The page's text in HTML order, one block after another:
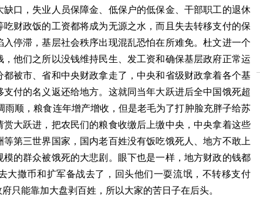
口，失业人员保障金、低保户的低保金、干部职工的退休
财政饭的工资都将成为无源之水，而且失去转移支付的保
停滞，基层社会秩序出现混乱恐怕在所难免。杜文进一个
他们之所以没钱维持民生、发工资和确保基层政府正常运
被市、省和中央财政拿走了，中央和省级财政拿着各个基
付的名义返还给地方。这就同当年大跃进后全中国饿死超
顺，粮食连年增产增收，但是老毛为了打肿脸充胖子给苏
大跃进，把农民们的粮食收缴后上缴中央，中央拿着这些
第三世界国家，国内老百姓没有饭吃饿死人、地方不敢上
的群众被饿死的大悲剧。眼下也是一样，地方财政的钱都
大撒币和扩军备战去了，回头他们一耍流氓，不转移支付
只能靠加大盘剥百姓，所以大家的苦日子在后头。